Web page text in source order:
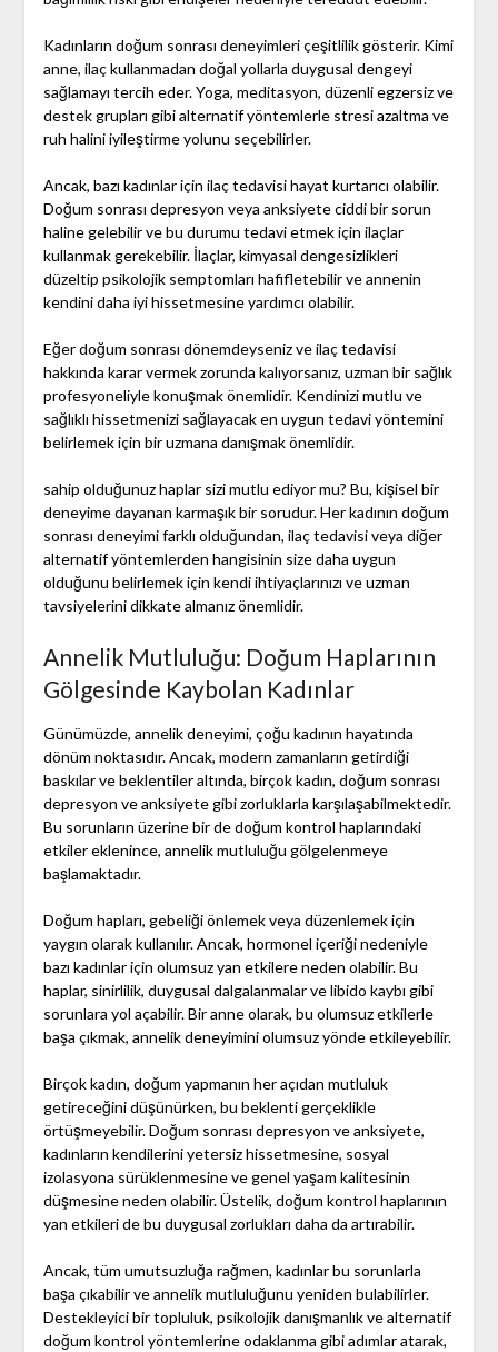
Kadınların doğum sonrası deneyimleri çeşitlilik gösterir. Kimi
anne, ilaç kullanmadan doğal yollarla duygusal dengeyi
sağlamayı tercih eder. Yoga, meditasyon, düzenli egzersiz ve
destek grupları gibi alternatif yöntemlerle stresi azaltma ve
ruh halini iyileştirme yolunu seçebilirler.
Ancak, bazı kadınlar için ilaç tedavisi hayat kurtarıcı olabilir.
Doğum sonrası depresyon veya anksiyete ciddi bir sorun
haline gelebilir ve bu durumu tedavi etmek için ilaçlar
kullanmak gerekebilir. İlaçlar, kimyasal dengesizlikleri
düzeltip psikolojik semptomları hafifletebilir ve annenin
kendini daha iyi hissetmesine yardımcı olabilir.
Eğer doğum sonrası dönemdeyseniz ve ilaç tedavisi
hakkında karar vermek zorunda kalıyorsanız, uzman bir sağlık
profesyoneliyle konuşmak önemlidir. Kendinizi mutlu ve
sağlıklı hissetmenizi sağlayacak en uygun tedavi yöntemini
belirlemek için bir uzmana danışmak önemlidir.
sahip olduğunuz haplar sizi mutlu ediyor mu? Bu, kişisel bir
deneyime dayanan karmaşık bir sorudur. Her kadının doğum
sonrası deneyimi farklı olduğundan, ilaç tedavisi veya diğer
alternatif yöntemlerden hangisinin size daha uygun
olduğunu belirlemek için kendi ihtiyaçlarınızı ve uzman
tavsiyelerini dikkate almanız önemlidir.
Annelik Mutluluğu: Doğum Haplarının
Gölgesinde Kaybolan Kadınlar
Günümüzde, annelik deneyimi, çoğu kadının hayatında
dönüm noktasıdır. Ancak, modern zamanların getirdiği
baskılar ve beklentiler altında, birçok kadın, doğum sonrası
depresyon ve anksiyete gibi zorluklarla karşılaşabilmektedir.
Bu sorunların üzerine bir de doğum kontrol haplarındaki
etkiler eklenince, annelik mutluluğu gölgelenmeye
başlamaktadır.
Doğum hapları, gebeliği önlemek veya düzenlemek için
yaygın olarak kullanılır. Ancak, hormonel içeriği nedeniyle
bazı kadınlar için olumsuz yan etkilere neden olabilir. Bu
haplar, sinirlilik, duygusal dalgalanmalar ve libido kaybı gibi
sorunlara yol açabilir. Bir anne olarak, bu olumsuz etkilerle
başa çıkmak, annelik deneyimini olumsuz yönde etkileyebilir.
Birçok kadın, doğum yapmanın her açıdan mutluluk
getireceğini düşünürken, bu beklenti gerçeklikle
örtüşmeyebilir. Doğum sonrası depresyon ve anksiyete,
kadınların kendilerini yetersiz hissetmesine, sosyal
izolasyona sürüklenmesine ve genel yaşam kalitesinin
düşmesine neden olabilir. Üstelik, doğum kontrol haplarının
yan etkileri de bu duygusal zorlukları daha da artırabilir.
Ancak, tüm umutsuzluğa rağmen, kadınlar bu sorunlarla
başa çıkabilir ve annelik mutluluğunu yeniden bulabilirler.
Destekleyici bir topluluk, psikolojik danışmanlık ve alternatif
doğum kontrol yöntemlerine odaklanma gibi adımlar atarak,